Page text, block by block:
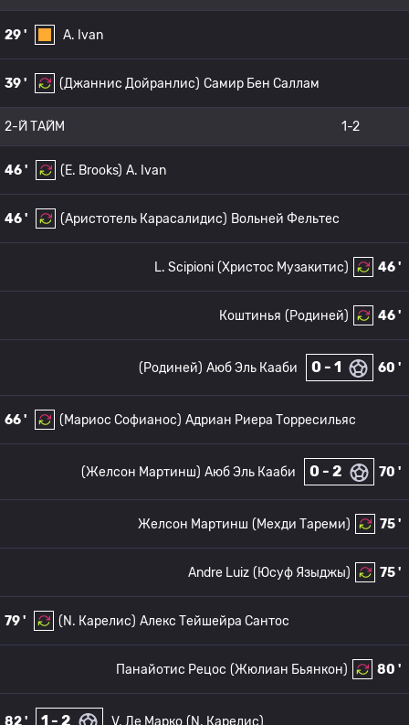
29 ' A. Ivan
39 ' (Джаннис Дойранлис) Самир Бен Саллам
2-Й ТАЙМ 1-2
46 ' (E. Brooks) A. Ivan
46 ' (Аристотель Карасалидис) Вольней Фельтес
46 '
(Христос Музакитис)
L. Scipioni
46 '
(Родиней)
Коштинья
60 '
0 - 1
Аюб Эль Кааби
(Родиней)
66 ' (Мариос Софианос) Адриан Риера Торресильяс
70 '
0 - 2
Аюб Эль Кааби
(Желсон Мартинш)
75 '
(Мехди Тареми)
Желсон Мартинш
75 '
(Юсуф Языджы)
Andre Luiz
79 ' (N. Карелис) Алекс Тейшейра Сантос
80 '
(Жюлиан Бьянкон)
Панайотис Рецос
82 ' 1 - 2 V. Де Марко (N. Карелис)